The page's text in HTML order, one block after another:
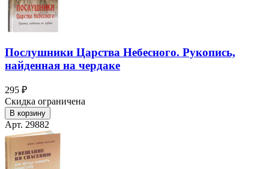
Послушники Царства Небесного. Рукопись,
найденная на чердаке
295 ₽
Скидка ограничена
В корзину
Арт. 29882